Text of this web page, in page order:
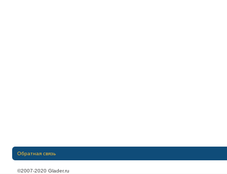
Обратная связь
©2007-2020 Glader.ru